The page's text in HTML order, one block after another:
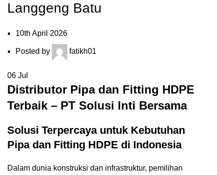
Langgeng Batu
10th April 2026
Posted by fatikh01
06 Jul
Distributor Pipa dan Fitting HDPE
Terbaik – PT Solusi Inti Bersama
Solusi Terpercaya untuk Kebutuhan
Pipa dan Fitting HDPE di Indonesia
Dalam dunia konstruksi dan infrastruktur, pemilihan